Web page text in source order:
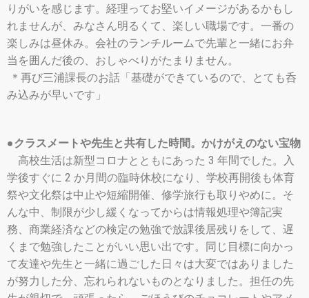
りがいを感じます。経理ってお堅いイメージがあるかもし
れませんが、みなさん明るくて、楽しい職場です。一番の
楽しみは昼休み。会社のランチルームで先輩と一緒にお弁
当を囲んだ後の、おしゃべりがたまりません。
＊再び三浦課長のお話「基礎ができているので、とても呑
み込みが早いです」
●クラスメートや先生と共有した時間。かけがえのない宝物
高校生活は新型コロナとともにあった 3 年間でした。入
学後すぐに 2 か月間の臨時休校になり、学校再開後も体育
祭や文化祭は中止や短縮開催、修学旅行も取りやめに。そ
んな中、制限が少し緩くなってからは情報処理や簿記実
務、商業経済などの検定の勉強で放課後居残りをして、遅
くまで勉強したことがいい思い出です。同じ目標に向かっ
て友達や先生と一緒に過ごした日々は大変ではありました
が努力した分、忘れられないものとなりました。担任の先